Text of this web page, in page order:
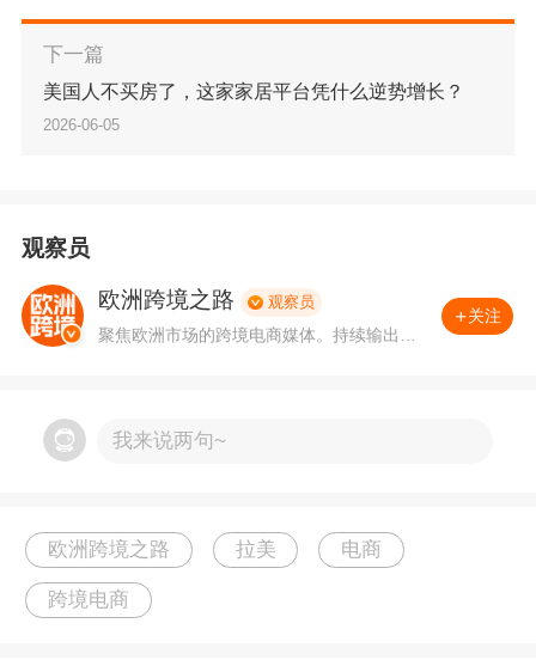
间，也更有条件把价格往下压。
这一段属于分析判断。西红柿能在美客多多个类
目上保持价格竞争力，和它依托的中山供应链基
多类目铺货是它的基本打法
多类目、宽SKU卖家。这种打法在拉美电商早
好的产品集中投入。
下一篇
美国人不买房了，这家家居平台凭什么逆势增长？
2026-06-05
观察员
欧洲跨境之路 观察员
聚焦欧洲市场的跨境电商媒体。持续输出欧
关注
我来说两句~
欧洲跨境之路 拉美 电商
跨境电商